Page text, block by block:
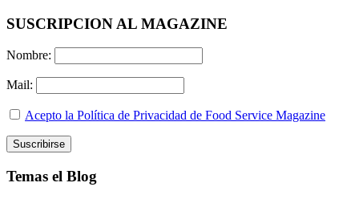
SUSCRIPCION AL MAGAZINE
Nombre:
Mail:
Acepto la Política de Privacidad de Food Service Magazine
Temas el Blog